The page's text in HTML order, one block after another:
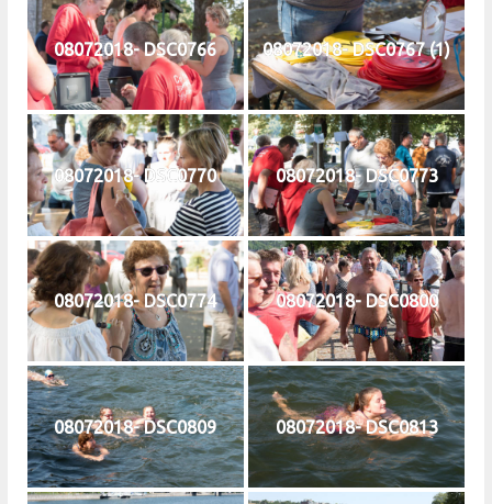
08072018- DSC0766 08072018- DSC0767 (1)
08072018- DSC0770 08072018- DSC0773
08072018- DSC0774 08072018- DSC0800
08072018- DSC0809 08072018- DSC0813